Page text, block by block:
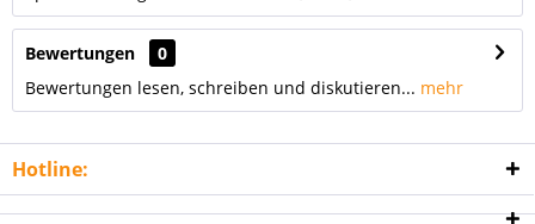
Bewertungen
0
Bewertungen lesen, schreiben und diskutieren... mehr
Hotline: